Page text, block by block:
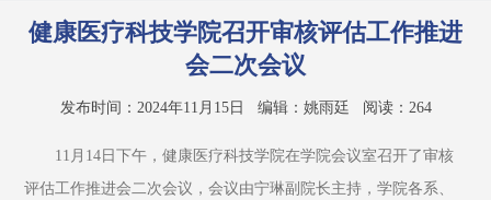
健康医疗科技学院召开审核评估工作推进
会二次会议
发布时间：2024年11月15日 编辑：姚雨廷 阅读： 264
11月14日下午，健康医疗科技学院在学院会议室召开了审核
评估工作推进会二次会议，会议由宁琳副院长主持，学院各系、